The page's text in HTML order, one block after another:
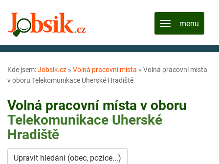
Kde jsem:Jobsik.cz » Volná pracovní místa » Volná pracovní místa
v oboru Telekomunikace Uherské Hradiště
Volná pracovní místa v oboru
Telekomunikace Uherské
Hradiště
Upravit hledání (obec, pozice...)